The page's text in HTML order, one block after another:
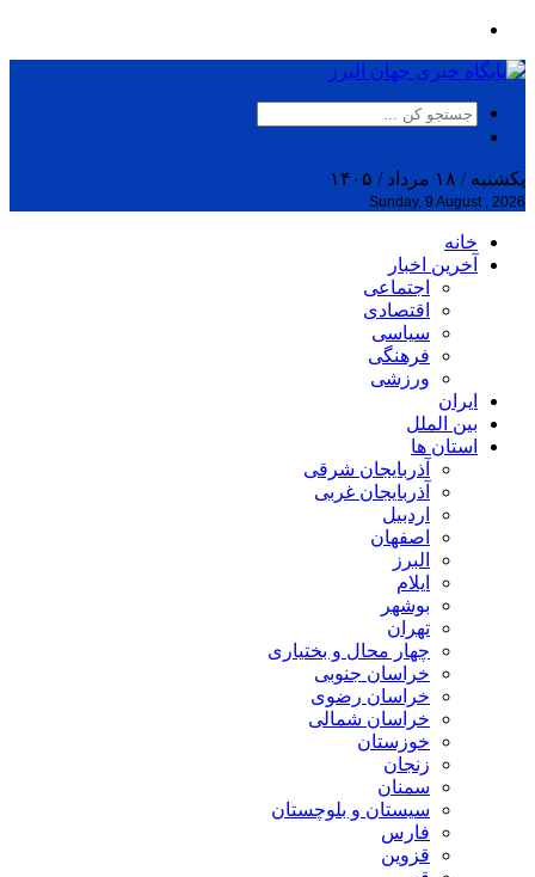
یکشنبه / ۱۸ مرداد / ۱۴۰۵
Sunday, 9 August , 2026
خانه
آخرین اخبار
اجتماعی
اقتصادی
سیاسی
فرهنگی
ورزشی
ایران
بین الملل
استان ها
آذربایجان شرقی
آذربایجان غربی
اردبیل
اصفهان
البرز
ایلام
بوشهر
تهران
چهار محال و بختیاری
خراسان جنوبی
خراسان رضوی
خراسان شمالی
خوزستان
زنجان
سمنان
سیستان و بلوچستان
فارس
قزوین